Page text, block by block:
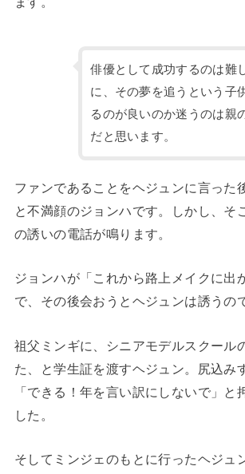
俳優として成功するのは難
に、その夢を追うという子
るのが良いのか迷うのは親
だと思います。
ファンであることをヘジュンに言った
と不満顔のジョンハです。しかし、そ
の誘いの電話が鳴ります。
ジョンハが「これから路上メイクに出
で、その後会おうとヘジュンは誘うの
祖父ミンギに、シニアモデルスクール
た、と学生証を渡すヘジュン。尻込み
「できる！年を言い訳にしないで」と
した。
そしてミンジェのもとに行ったヘジュ